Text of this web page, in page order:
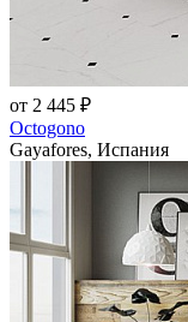
от 2 445 ₽
Octogono
Gayafores, Испания